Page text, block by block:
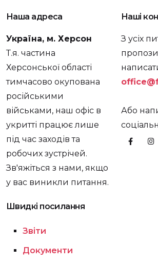
Наша адреса
Україна, м. Херсон
Т.я. частина
Херсонської області
тимчасово окупована
російськими
військами, наш офіс в
укритті працює лише
під час заходів та
робочих зустрічей.
Зв'яжіться з нами, якщо
у вас виникли питання.
Наші
З усіх
Або
Швидкі посилання
Звіти
Документи